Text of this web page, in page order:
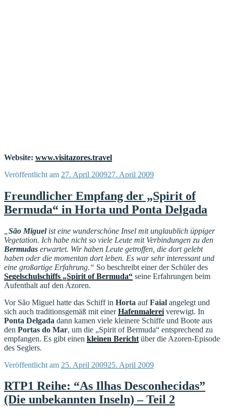
Website: www.visitazores.travel
Veröffentlicht am 27. April 200927. April 2009
Freundlicher Empfang der „Spirit of
Bermuda“ in Horta und Ponta Delgada
São Miguelist eine wunderschöne Insel mit unglaublich üppiger
Vegetation. Ich habe nicht so viele Leute mit Verbindungen zu den
Bermudas erwartet. Wir haben Leute getroffen, die dort gelebt
haben oder die momentan dort leben. Es war sehr interessant und
eine großartige Erfahrung.“ So beschreibt einer der Schüler des
Segelschulschiffs „Spirit of Bermuda“ seine Erfahrungen beim
Aufenthalt auf den Azoren.
Vor São Miguel hatte das Schiff in Horta aufFaial angelegt und
sich auch traditionsgemäß mit einerHafenmalerei verewigt. In
Ponta Delgada dann kamen viele kleinere Schiffe und Boote aus
den Portas do Mar, um die „Spirit of Bermuda“ entsprechend zu
empfangen. Es gibt einen kleinen Bericht über die Azoren-Episode
des Seglers.
Veröffentlicht am 25. April 200925. April 2009
RTP1 Reihe: “As Ilhas Desconhecidas”
(Die unbekannten Inseln) – Teil 2